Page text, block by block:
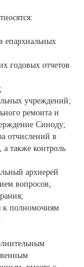
епархиальных
годовых отчетов
учреждений;
ремонта и
Синоду;
отчислений в
также контроль
архиерей
вопросов,
к полномочиям